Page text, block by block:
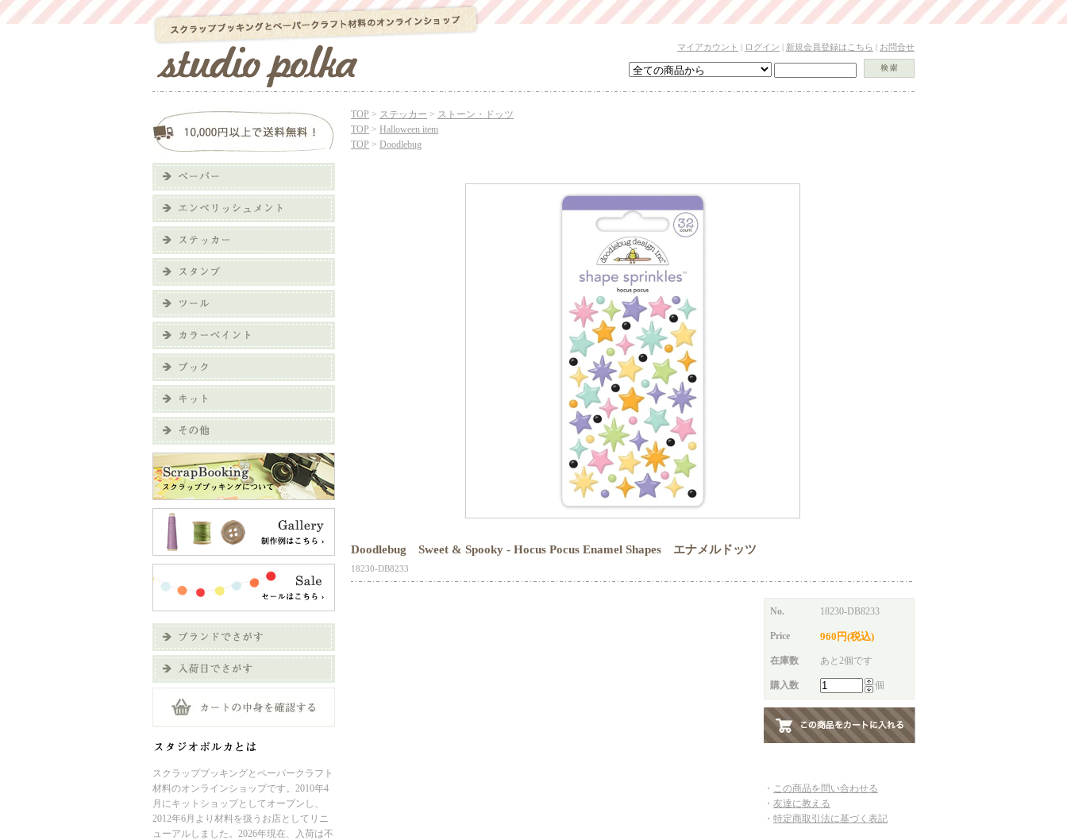
マイアカウント | ログイン | 新規会員登録はこちら | お問合せ
スクラップブッキングとペーパークラフト
材料のオンラインショップです。2010年4
月にキットショップとしてオープンし、
2012年6月より材料を扱うお店としてリニ
ューアルしました。2026年現在、入荷は不
TOP > ステッカー > ストーン・ドッツ
TOP > Halloween item
TOP > Doodlebug
Doodlebug Sweet & Spooky - Hocus Pocus Enamel Shapes エナメルドッツ
18230-DB8233
No. 18230-DB8233
Price 960円(税込)
在庫数 あと2個です
購入数 個
・ この商品を問い合わせる
・ 友達に教える
・ 特定商取引法に基づく表記